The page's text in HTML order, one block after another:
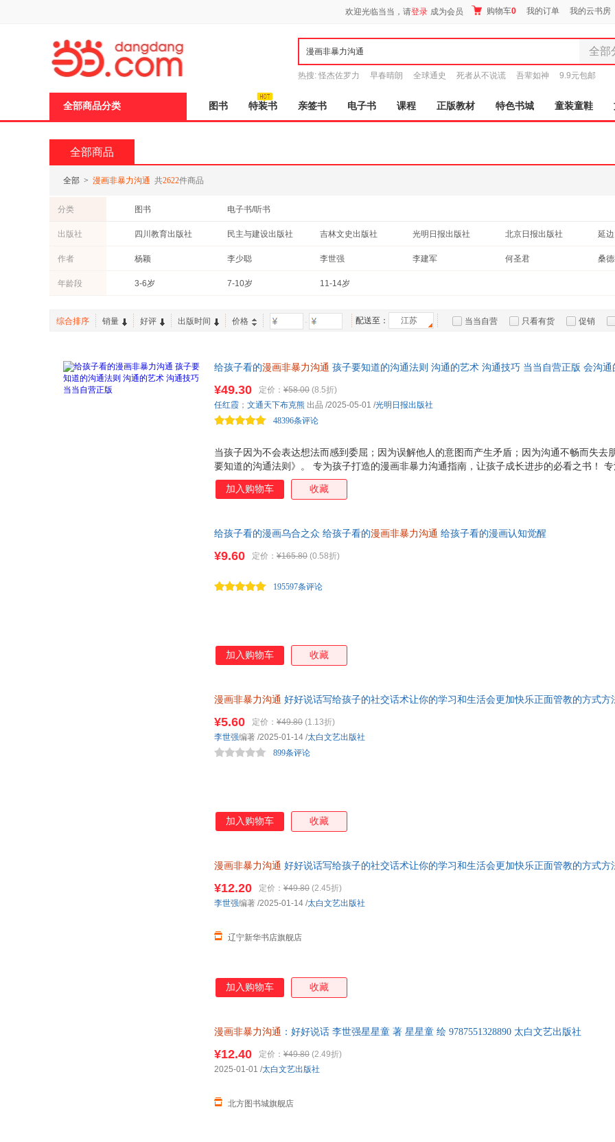
欢迎光临当当，请登录 成为会员 购物车0 我的订单 我的云书房
全部
全部
图书
电子书
童装
家居
箱包
汽车
大家电
家用
热搜: 怪杰佐罗力 早春晴朗 全球通史 死者从不说谎 吾辈如神 9.9元包邮
全部商品分类 图书 特装书 亲签书 电子书 课程 正版教材 特色书城 童装童鞋
全部商品
全部 > 漫画非暴力沟通 共2622件商品
分类 图书 电子书/听书
出版社 四川教育出版社 民主与建设出版社 吉林文史出版社 光明日报出版社 北京日报出版社
延
人民邮电出版社 台海出版社 山东美术出版社
太
吉林美术出版社 成都地图出版社
万卷出版公司
中华工商联合出版社 群言出版社 辽宁人民出版社
浙江科学技术出版社
电子科技大学出版社 朝华出版社 现代出版社 中国电力出版社
中
江西教育出版社 北京出版社
作者 杨颖 李少聪 李世强 李建军 何圣君
桑
张薇
易小宛 李飞
年龄段 3-6岁 7-10岁 11-14岁
综合排序 销量 好评 出版时间 价格 - 配送至： 江苏 当当自营 只看有货 促销
给孩子看的漫画非暴力沟通 孩子要知道的沟通法则 沟通的艺术 沟通技巧 当当自营正版 会沟
松摆脱怯场、社恐、避免90%的冲突。沟通不仅仅是一种社交技能，更是一种
当孩子因为不会表达想法而感到委屈；因为误解他人的意图而产生矛盾；因为沟通不畅而失去
要知道的沟通法则》。 专为孩子打造的漫画非暴力沟通指南，让孩子成长进步的必看之书！
会说话，快速摆脱怯场、社恐，学会表达。 简单有效的高情商沟通法，轻松避免90%的冲突。
孩子听得懂的语言讲透沟通的核心法则。让孩子直观地看到不同沟通方式带来的不同结果，从
人的理解和支持。能够和小伙伴愉快地玩耍，能够和老师顺畅地交流，
¥49.30 定价： ¥58.00 (8.5折)
48396条评论
任红霞 ； 文通天下布克熊 出品 /2025-05-01 /光明日报出版社
加入购物车 收藏
给孩子看的漫画乌合之众 给孩子看的漫画非暴力沟通 给孩子看的漫画认知觉醒
¥9.60 定价： ¥165.80 (0.58折)
195597条评论
加入购物车 收藏
漫画非暴力沟通 好好说话写给孩子的社交话术让你的学习和生活会更加快乐正面管教的方式方
¥5.60 定价： ¥49.80 (1.13折)
899条评论
李世强编著 /2025-01-14 /太白文艺出版社
加入购物车 收藏
漫画非暴力沟通 好好说话写给孩子的社交话术让你的学习和生活会更加快乐正面管教的方式方
¥12.20 定价： ¥49.80 (2.45折)
辽宁新华书店旗舰店
李世强编著 /2025-01-14 /太白文艺出版社
加入购物车 收藏
漫画非暴力沟通 ：好好说话 李世强星星童 著 星星童 绘 9787551328890 太白文艺出版社
¥12.40 定价： ¥49.80 (2.49折)
北方图书城旗舰店
2025-01-01 /太白文艺出版社
页